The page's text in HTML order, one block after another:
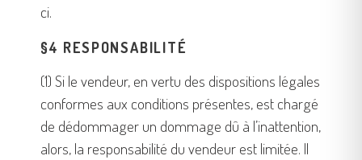
ci.
§4 RESPONSABILITÉ
(1) Si le vendeur, en vertu des dispositions légales
conformes aux conditions présentes, est chargé
de dédommager un dommage dû à l’inattention,
alors, la responsabilité du vendeur est limitée. Il